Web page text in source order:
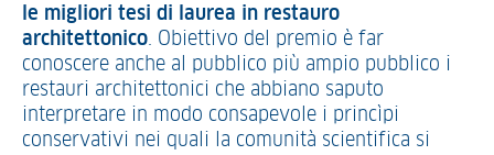
le migliori tesi di laurea in restauro
architettonico. Obiettivo del premio è far
conoscere anche al pubblico più ampio pubblico i
restauri architettonici che abbiano saputo
interpretare in modo consapevole i princìpi
conservativi nei quali la comunità scientifica si